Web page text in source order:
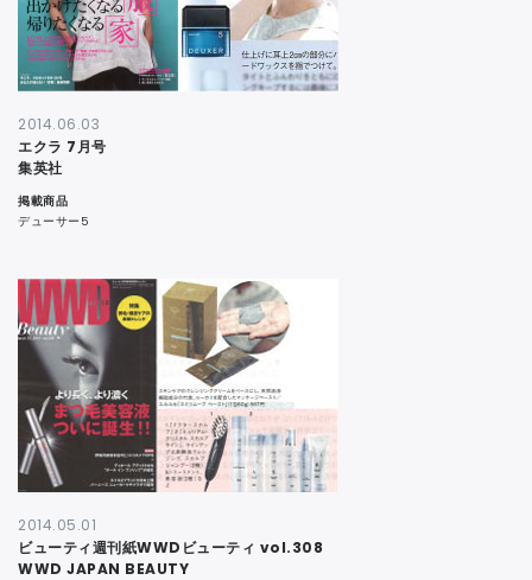
2014.06.03
エクラ 7月号
集英社
掲載商品
デューサー5
2014.05.01
ビューティ週刊紙WWDビューティ vol.308
WWD JAPAN BEAUTY